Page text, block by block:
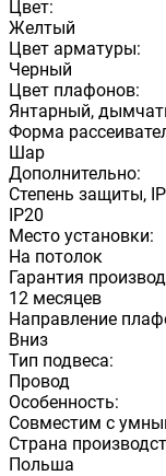
Цвет:
Желтый
Цвет арматуры:
Черный
Цвет плафонов:
Янтарный,
Форма
Шар
Дополнительно:
Степень защиты,
IP20
Место установки:
На потолок
Гарантия
12 месяцев
Направление
Вниз
Тип подвеса:
Провод
Особенность:
Совместим с
Страна
Польша